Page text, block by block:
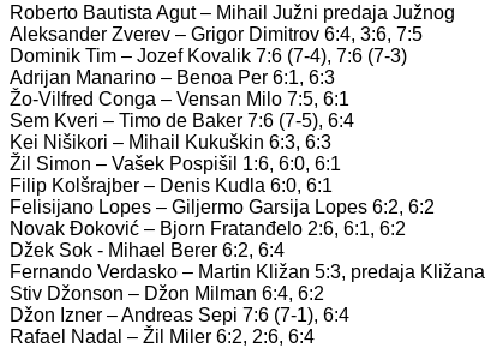
Roberto Bautista Agut – Mihail Južni predaja Južnog
Aleksander Zverev – Grigor Dimitrov 6:4, 3:6, 7:5
Dominik Tim – Jozef Kovalik 7:6 (7-4), 7:6 (7-3)
Adrijan Manarino – Benoa Per 6:1, 6:3
Žo-Vilfred Conga – Vensan Milo 7:5, 6:1
Sem Kveri – Timo de Baker 7:6 (7-5), 6:4
Kei Nišikori – Mihail Kukuškin 6:3, 6:3
Žil Simon – Vašek Pospišil 1:6, 6:0, 6:1
Filip Kolšrajber – Denis Kudla 6:0, 6:1
Felisijano Lopes – Giljermo Garsija Lopes 6:2, 6:2
Novak Đoković – Bjorn Fratanđelo 2:6, 6:1, 6:2
Džek Sok - Mihael Berer 6:2, 6:4
Fernando Verdasko – Martin Kližan 5:3, predaja Kližana
Stiv Džonson – Džon Milman 6:4, 6:2
Džon Izner – Andreas Sepi 7:6 (7-1), 6:4
Rafael Nadal – Žil Miler 6:2, 2:6, 6:4